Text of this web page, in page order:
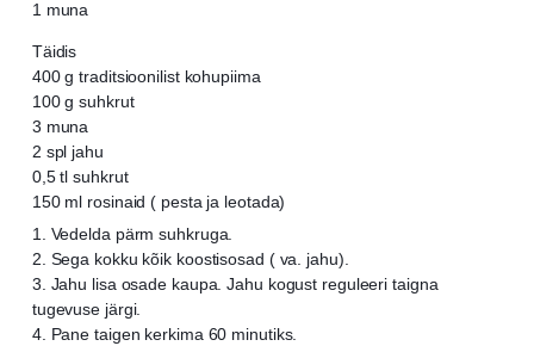
1 muna
Täidis
400 g traditsioonilist kohupiima
100 g suhkrut
3 muna
2 spl jahu
0,5 tl suhkrut
150 ml rosinaid ( pesta ja leotada)
1. Vedelda pärm suhkruga.
2. Sega kokku kõik koostisosad ( va. jahu).
3. Jahu lisa osade kaupa. Jahu kogust reguleeri taigna
tugevuse järgi.
4. Pane taigen kerkima 60 minutiks.